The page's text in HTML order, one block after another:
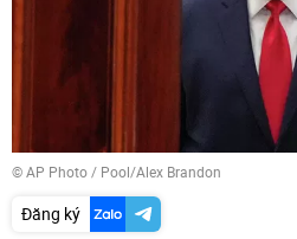
© AP Photo / Pool/Alex Brandon
Đăng ký